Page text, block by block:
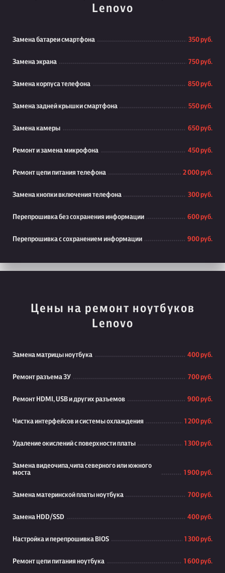
Lenovo
Замена батареи смартфона 350 руб.
Замена экрана 750 руб.
Замена корпуса телефона 850 руб.
Замена задней крышки смартфона 550 руб.
Замена камеры 650 руб.
Ремонт и замена микрофона 450 руб.
Ремонт цепи питания телефона 2 000 руб.
Замена кнопки включения телефона 300 руб.
Перепрошивка без сохранения информации 600 руб.
Перепрошивка с сохранением информации 900 руб.
Цены на ремонт ноутбуков
Lenovo
Замена матрицы ноутбука 400 руб.
Ремонт разъема ЗУ 700 руб.
Ремонт HDMI, USB и других разъемов 900 руб.
Чистка интерфейсов и системы охлаждения 1 200 руб.
Удаление окислений с поверхности платы 1 300 руб.
Замена видеочипа,чипа северного или южного
моста
1 900 руб.
Замена материнской платы ноутбука 700 руб.
Замена HDD/SSD 400 руб.
Настройка и перепрошивка BIOS 1 300 руб.
Ремонт цепи питания ноутбука 1 600 руб.